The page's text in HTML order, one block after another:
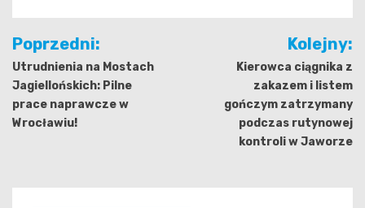
Nawigacja
wpisu
Poprzedni:
Utrudnienia na Mostach
Jagiellońskich: Pilne
prace naprawcze w
Wrocławiu!
Kolejny:
Kierowca ciągnika z
zakazem i listem
gończym zatrzymany
podczas rutynowej
kontroli w Jaworze